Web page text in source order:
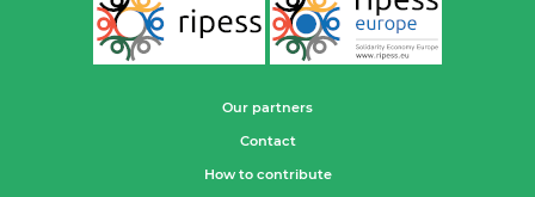
Our partners
Contact
How to contribute